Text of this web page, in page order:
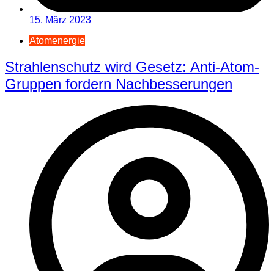
15. März 2023
Atomenergie
Strahlenschutz wird Gesetz: Anti-Atom-
Gruppen fordern Nachbesserungen